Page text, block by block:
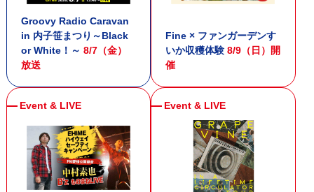
Groovy Radio Caravan
in 内子笹まつり～Black
or White！～ 8/7（金）
放送
Fine × ファンガーデンす
いか収穫体験8/9（日）開
催